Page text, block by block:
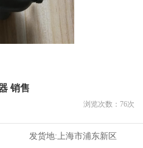
销售
浏览次数： 76次
发货地: 上海市浦东新区